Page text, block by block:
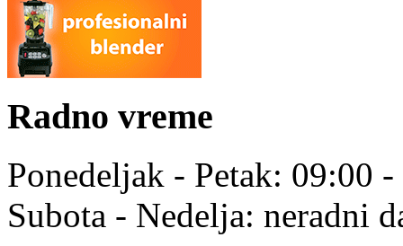
Radno vreme
Ponedeljak - Petak: 09:00
Subota - Nedelja: neradni